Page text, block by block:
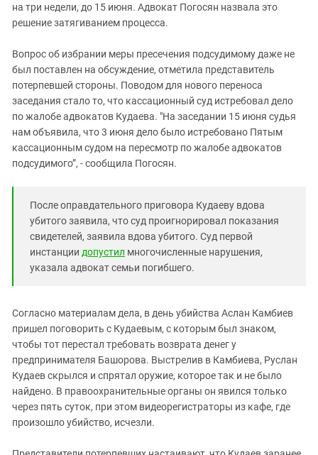
на три недели, до 15 июня. Адвокат Погосян назвала это
решение затягиванием процесса.
Вопрос об избрании меры пресечения подсудимому даже не
был поставлен на обсуждение, отметила представитель
потерпевшей стороны. Поводом для нового переноса
заседания стало то, что кассационный суд истребовал дело
по жалобе адвокатов Кудаева. "На заседании 15 июня судья
нам объявила, что 3 июня дело было истребовано Пятым
кассационным судом на пересмотр по жалобе адвокатов
подсудимого”, - сообщила Погосян.
После оправдательного приговора Кудаеву вдова
убитого заявила, что суд проигнорировал показания
свидетелей, заявила вдова убитого. Суд первой
инстанции допустил многочисленные нарушения,
указала адвокат семьи погибшего.
Согласно материалам дела, в день убийства Аслан Камбиев
пришел поговорить с Кудаевым, с которым был знаком,
чтобы тот перестал требовать возврата денег у
предпринимателя Башорова. Выстрелив в Камбиева, Руслан
Кудаев скрылся и спрятал оружие, которое так и не было
найдено. В правоохранительные органы он явился только
через пять суток, при этом видеорегистраторы из кафе, где
произошло убийство, исчезли.